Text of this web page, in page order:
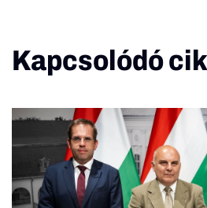
Kapcsolódó